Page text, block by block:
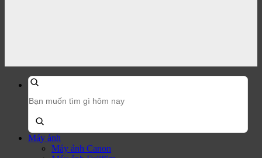
kiếm
sản
phẩm:
Máy ảnh
Máy ảnh Canon